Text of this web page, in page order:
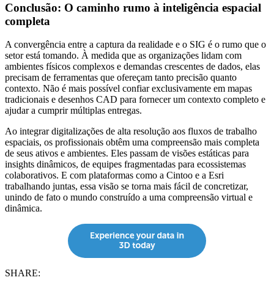
Conclusão: O caminho rumo à inteligência espacial
completa
A convergência entre a captura da realidade e o SIG é o rumo que o
setor está tomando. À medida que as organizações lidam com
ambientes físicos complexos e demandas crescentes de dados, elas
precisam de ferramentas que ofereçam tanto precisão quanto
contexto. Não é mais possível confiar exclusivamente em mapas
tradicionais e desenhos CAD para fornecer um contexto completo e
ajudar a cumprir múltiplas entregas.
Ao integrar digitalizações de alta resolução aos fluxos de trabalho
espaciais, os profissionais obtêm uma compreensão mais completa
de seus ativos e ambientes. Eles passam de visões estáticas para
insights dinâmicos, de equipes fragmentadas para ecossistemas
colaborativos. E com plataformas como a Cintoo e a Esri
trabalhando juntas, essa visão se torna mais fácil de concretizar,
unindo de fato o mundo construído a uma compreensão virtual e
dinâmica.
SHARE: